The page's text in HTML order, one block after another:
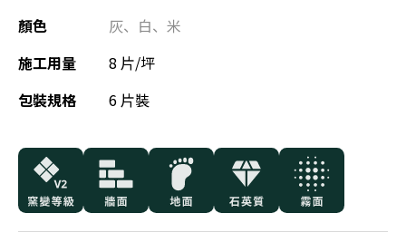
顏色
灰、 白、 米
施工用量
8 片/坪
包裝規格
6 片裝